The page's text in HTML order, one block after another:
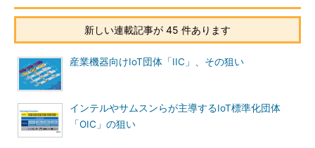
新しい連載記事が 45 件あります
産業機器向けIoT団体「IIC」、その狙い
インテルやサムスンらが主導するIoT標準化団体
「OIC」の狙い